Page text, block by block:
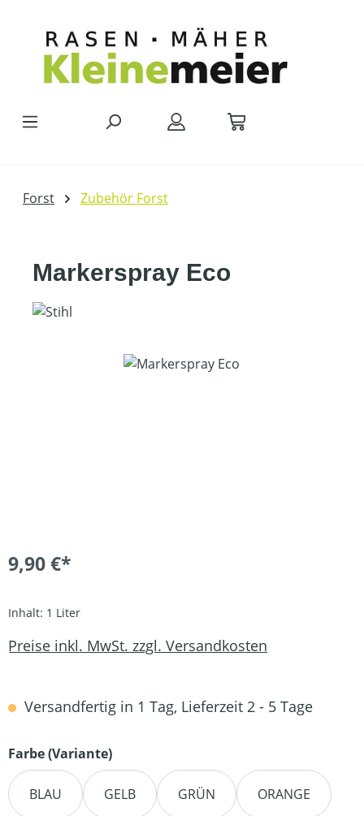
Forst Zubehör Forst
Markerspray Eco
Bildergalerie überspringen
9,90 €*
Inhalt: 1 Liter
Preise inkl. MwSt. zzgl. Versandkosten
Versandfertig in 1 Tag, Lieferzeit 2 - 5 Tage
Farbe (Variante)auswählen
BLAU GELB GRÜN ORANGE